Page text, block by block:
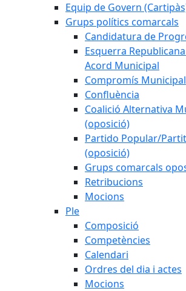
Equip de Govern
Grups polítics comarcals
Candidatura de
Esquerra
Acord Municipal
Compromís Municipal
Confluència
Coalició Alternativa
(oposició)
Partido Popular/
(oposició)
Grups comarcals
Retribucions
Mocions
Ple
Composició
Competències
Calendari
Ordres del dia i actes
Mocions